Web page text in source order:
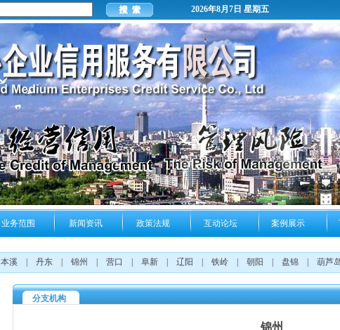
2026年8月7日 星期五
业务范围 新闻资讯 政策法规 互动论坛 案例展示
本溪 丹东 锦州 营口 阜新 辽阳 铁岭 朝阳 盘锦 葫芦
分支机构
锦州